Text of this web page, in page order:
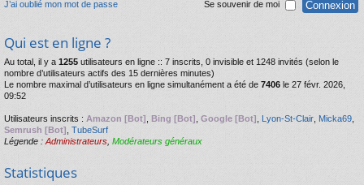
J’ai oublié mon mot de passe Se souvenir de moi
Qui est en ligne ?
Au total, il y a 1255 utilisateurs en ligne :: 7 inscrits, 0 invisible et 1248 invités (selon le
nombre d’utilisateurs actifs des 15 dernières minutes)
Le nombre maximal d’utilisateurs en ligne simultanément a été de 7406 le 27 févr. 2026,
09:52
Utilisateurs inscrits : Amazon [Bot] Bing [Bot] Google [Bot] Lyon-St-Clair Micka69
Semrush [Bot] TubeSurf
Légende : Administrateurs Modérateurs généraux
Statistiques